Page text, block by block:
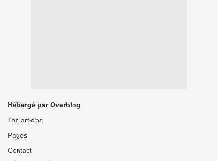
Hébergé par Overblog
Top articles
Pages
Contact